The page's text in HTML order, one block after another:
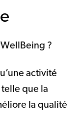
?
activité
que la
la qualité